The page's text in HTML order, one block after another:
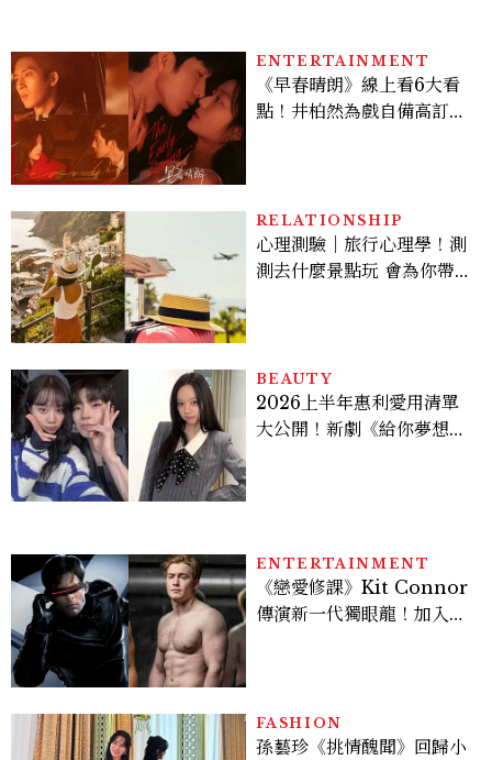
ENTERTAINMENT
《早春晴朗》線上看6大看
點！井柏然為戲自備高訂，
RELATIONSHIP
心理測驗｜旅行心理學！測
測去什麼景點玩 會為你帶來
BEAUTY
2026上半年惠利愛用清單
大公開！新劇《給你夢想》
ENTERTAINMENT
《戀愛修課》Kit Connor
傳演新一代獨眼龍！加入新
FASHION
孫藝珍《挑情醜聞》回歸小